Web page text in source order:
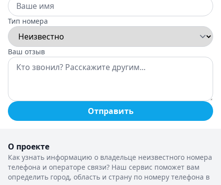
Тип номера
Ваш отзыв
Отправить
О проекте
Как узнать информацию о владельце неизвестного номера
телефона и операторе связи? Наш сервис поможет вам
определить город, область и страну по номеру телефона в